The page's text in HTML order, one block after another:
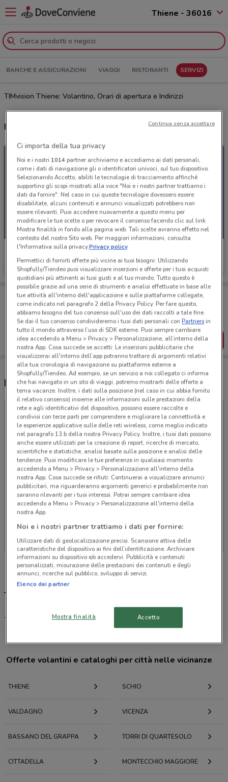
Thiene - 36016
BANCHE E ASSICURAZIONI VIAGGI RISTORANTI SERVIZI
TIMvision Thiene: Volantino, Orari di apertura e Indirizzi
Ultime offerte del volantino TIMvision
TIMvision
Scade il 09/09
Porta DoveConviene sempre con te!
Puoi trovare le migliori offerte dei negozi vicino a te,
salvarle e creare la tua lista del risparmio, comodamente
dal tuo cellulare.
SCARICA L’APP
Negozi TIMvision a Thiene
Non ci sono negozi nelle vicinanze
TIMvision, offerte e negozi
-
Offerte volantini e cataloghi per città nelle vicinanze
THIENE SCHIO
VALDAGNO VICENZA
BASSANO DEL GRAPPA TORRI DI QUARTESOLO
CITTADELLA MONTECCHIO MAGGIORE
Ci importa della tua privacy
Noi e i nostri 1014partner archiviamo e accediamo ai dati personali,
come i dati di navigazione gli o identificatori univoci, sul tuo dispositivo.
Selezionando Accetto, abiliti le tecnologie di tracciamento affinché
supportino gli scopi mostrati alla voce "Noi e i nostri partner trattiamo i
dati da fornire". Nel caso in cui queste tecnologie dovessero essere
disabilitate, alcuni contenuti e annunci visualizzati potrebbero non
essere rilevanti. Puoi accedere nuovamente a questo menu per
modificare le tue scelte o per revocare il consenso facendo clic sul link
Mostra finalità in fondo alla pagina web. Tali scelte avranno effetto nel
contesto del nostro Sito web. Per maggiori informazioni, consulta
l'Informativa sulla privacy.Privacy policy
Permettici di fornirti offerte più vicine ai tuoi bisogni: Utilizzando
Shopfully/Tiendeo puoi visualizzare inserzioni e offerte per i tuoi acquisti
quotidiani più attinenti ai tuoi gusti e al tuo mondo. Tutto questo è
possibile grazie ad una serie di strumenti e analisi effettuate in base alle
tue attività all'interno dell'applicazione e sulle piattaforme collegate,
come indicato nel paragrafo 2 della Privacy Policy. Per fare questo,
abbiamo bisogno del tuo consenso sull'uso dei dati raccolti a tale fine.
Se dai il tuo consenso condivideremo i tuoi dati personali conPartnersin
tutto il mondo attraverso l’uso di SDK esterne. Puoi sempre cambiare
idea accedendo a Menu > Privacy > Personalizzazione, all’interno della
nostra App. Cosa succede se accetti: Le inserzioni pubblicitarie che
visualizzerai all'interno dell’app potranno trattare di argomenti relativi
alla tua cronologia di navigazione su piattaforme esterne a
Shopfully/Tiendeo. Ad esempio, se un servizio a noi collegato ci informa
che hai navigato in un sito di viaggi, potremo mostrarti delle offerte a
tema vacanze. Inoltre, i dati sulla posizione (nel caso in cui abbia fornito
il relativo consenso) insieme alle informazioni sulle prestazioni della
rete e agli identificativi del dispositivo, possono essere raccolte e
condivisi con terze parti per comprendere e migliorare la connettività e
le esperienze applicative sulle delle reti wireless, come meglio indicato
nel paragrafo 13.b della nostra Privacy Policy. Inoltre, i tuoi dati possono
anche essere utilizzati per la creazione di report, ricerche di mercato,
scientifiche e statistiche, analisi basate sulla posizione e analisi delle
tendenze. Puoi modificare le tue preferenze in qualsiasi momento
accedendo a Menu > Privacy > Personalizzazione all'interno della
nostra App. Cosa succede se rifiuti: Continuerai a visualizzare annunci
pubblicitari, ma riguarderanno argomenti generici e probabilmente non
saranno rilevanti per i tuoi interessi. Potrai sempre cambiare idea
accedendo a Menu > Privacy > Personalizzazione all'interno della
nostra App.
Noi e i nostri partner trattiamo i dati per fornire:
Utilizzare dati di geolocalizzazione precisi. Scansione attiva delle
caratteristiche del dispositivo ai fini dell’identificazione. Archiviare
informazioni su dispositivo e/o accedervi. Pubblicità e contenuti
personalizzati, misurazione delle prestazioni dei contenuti e degli
annunci, ricerche sul pubblico, sviluppo di servizi.
Elenco dei partner
Mostra finalità Accetto
Continua senza accettare